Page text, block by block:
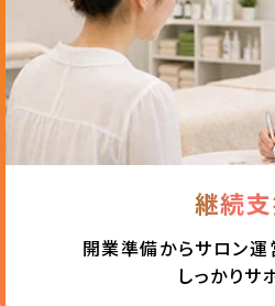
継続
開業準備からサロン運
しっかりサ